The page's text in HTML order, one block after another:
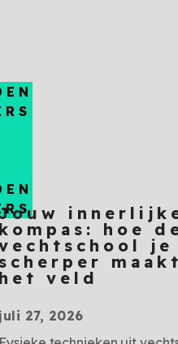
kompas: hoe
je
scherper
het veld
juli 27, 2026